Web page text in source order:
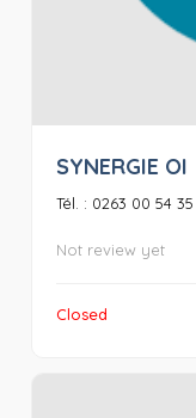
SYNERGIE OI
Tél. : 0263 00 54
Not review yet
Closed